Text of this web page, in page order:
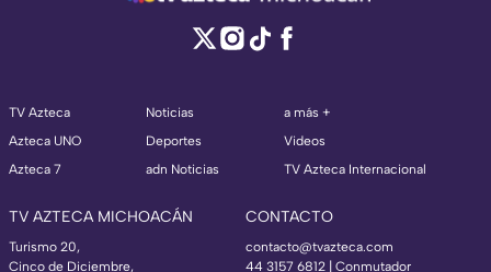
TV Azteca
Azteca UNO
Azteca 7
Noticias
Deportes
adn Noticias
a más +
Videos
TV Azteca Internacional
TV AZTECA MICHOACÁN
Turismo 20,
Cinco de Diciembre,
CONTACTO
contacto@tvazteca.com
44 3157 6812 | Conmutador